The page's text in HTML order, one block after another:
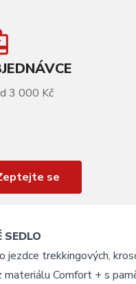
3 000 Kč
se
SEDLO
jezdce trekkingových,
materiálu Comfort + s